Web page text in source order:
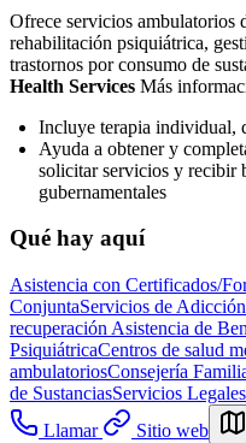
Ofrece servicios ambulatorios
rehabilitación psiquiátrica,
trastornos por consumo de
Health Services Más
Incluye terapia individual,
Ayuda a obtener y
solicitar servicios y recibir
gubernamentales
Qué hay aquí
Asistencia con Certificados/
ConjuntaServicios de Adicción
recuperación Asistencia de
PsiquiátricaCentros de salud
ambulatoriosConsejería
de SustanciasServicios Legales
Llamar
Sitio web